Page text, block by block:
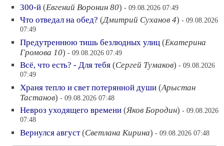
300-й (Евгений Воронин 80) - 09.08.2026 07:49
Что отведал на обед? (Дмитрий Суханов 4) - 09.08.2026
07:49
Предутреннюю тишь безлюдных улиц (Екатерина
Громова 10) - 09.08.2026 07:49
Всё, что есть? - Для тебя (Сергей Тумаков) - 09.08.2026
07:49
Храня тепло и свет потерянной души (Арыстан
Тастанов) - 09.08.2026 07:48
Невроз уходящего времени (Яков Бородин) - 09.08.2026
07:48
Вернулся август(Светлана Кирина) - 09.08.2026 07:48